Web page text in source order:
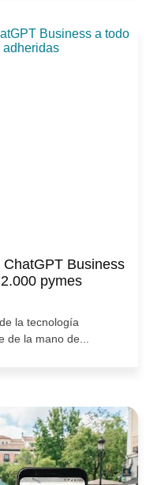
Business
pymes
la tecnología
la mano de...